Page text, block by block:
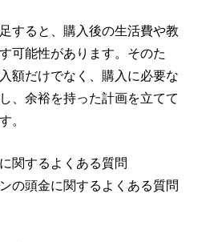
すると、購入後の生活費や教
可能性があります。そのた
額だけでなく、購入に必要な
、余裕を持った計画を立てて
。
関するよくある質問
の頭金に関するよくある質問